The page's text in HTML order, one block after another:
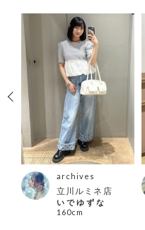
archives
立川ルミネ店
い で ゆ ず な
160cm